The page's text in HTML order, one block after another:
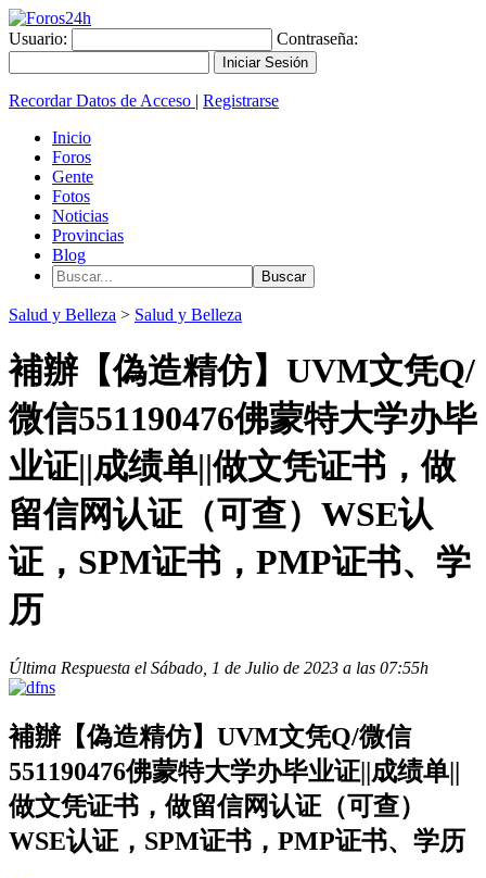
Usuario: Contraseña:
Recordar Datos de Acceso | Registrarse
Inicio
Foros
Gente
Fotos
Noticias
Provincias
Blog
Salud y Belleza > Salud y Belleza
補辦【偽造精仿】UVM文凭Q/
微信551190476佛蒙特大学办毕
业证||成绩单||做文凭证书，做
留信网认证（可查）WSE认
证，SPM证书，PMP证书、学
历
Última Respuesta el Sábado, 1 de Julio de 2023 a las 07:55h
補辦【偽造精仿】UVM文凭Q/微信
551190476佛蒙特大学办毕业证||成绩单||
做文凭证书，做留信网认证（可查）
WSE认证，SPM证书，PMP证书、学历